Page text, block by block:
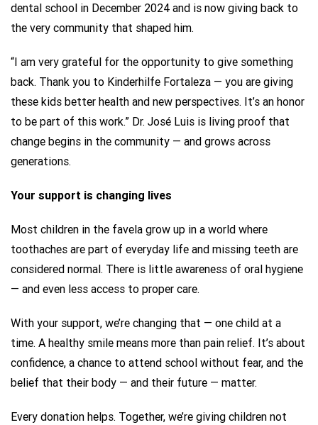
dental school in December 2024 and is now giving back to
the very community that shaped him.
“I am very grateful for the opportunity to give something
back. Thank you to Kinderhilfe Fortaleza — you are giving
these kids better health and new perspectives. It’s an honor
to be part of this work.” Dr. José Luis is living proof that
change begins in the community — and grows across
generations.
Your support is changing lives
Most children in the favela grow up in a world where
toothaches are part of everyday life and missing teeth are
considered normal. There is little awareness of oral hygiene
— and even less access to proper care.
With your support, we’re changing that — one child at a
time. A healthy smile means more than pain relief. It’s about
confidence, a chance to attend school without fear, and the
belief that their body — and their future — matter.
Every donation helps. Together, we’re giving children not